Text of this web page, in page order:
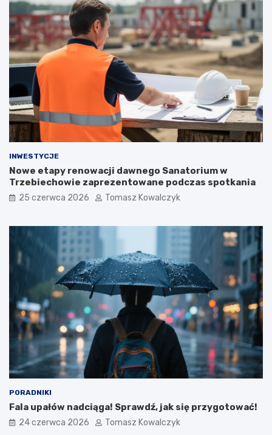
INWESTYCJE
Nowe etapy renowacji dawnego Sanatorium w
Trzebiechowie zaprezentowane podczas spotkania
25 czerwca 2026 Tomasz Kowalczyk
PORADNIKI
Fala upałów nadciąga! Sprawdź, jak się przygotować!
24 czerwca 2026 Tomasz Kowalczyk